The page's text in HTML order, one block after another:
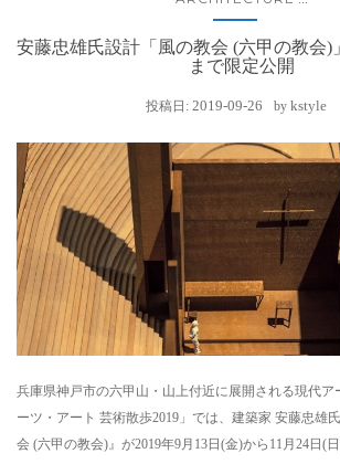
安藤忠雄氏設計「風の教会 (六甲の教会)
まで限定公開
投稿日: 2019-09-26 by kstyle
兵庫県神戸市の六甲山・山上付近に展開される現代ア
ーツ・アート 芸術散歩2019」では、建築家 安藤忠雄
会 (六甲の教会)』が2019年9月13日(金)から11月24日(